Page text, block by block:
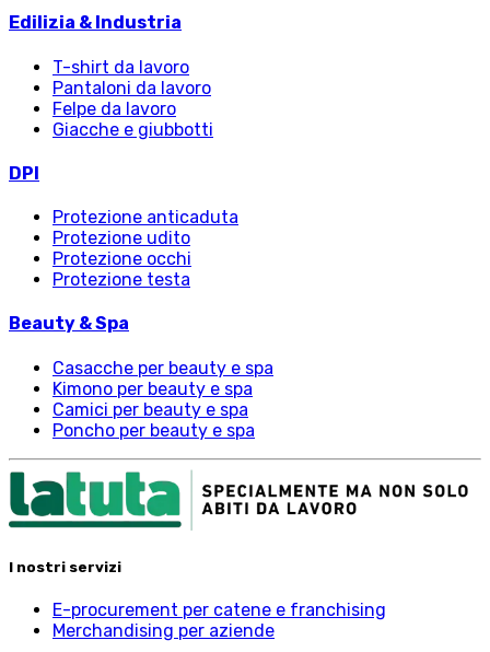
Edilizia & Industria
T-shirt da lavoro
Pantaloni da lavoro
Felpe da lavoro
Giacche e giubbotti
DPI
Protezione anticaduta
Protezione udito
Protezione occhi
Protezione testa
Beauty & Spa
Casacche per beauty e spa
Kimono per beauty e spa
Camici per beauty e spa
Poncho per beauty e spa
I nostri servizi
E-procurement per catene e franchising
Merchandising per aziende